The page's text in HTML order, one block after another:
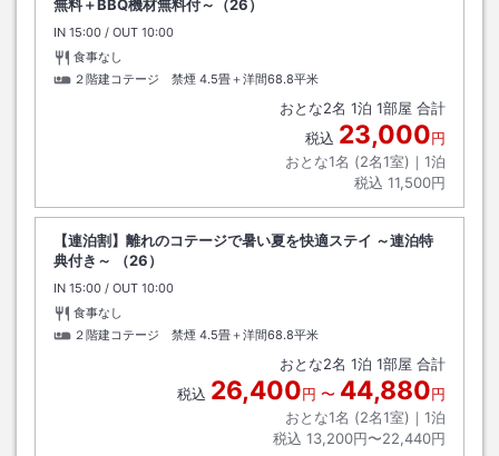
無料＋BBQ機材無料付～（26）
IN チェックイン
15:00 / OUT チェックアウト
10:00
食事なし
２階建コテージ 禁煙 4.5畳＋洋間68.8平米
おとな2名 1泊 1部屋 合計
税込 23,000円
おとな1名 (2名1室)｜ 1泊
税込 11,500円
【連泊割】離れのコテージで暑い夏を快適ステイ ～連泊特
典付き～ （26）
IN チェックイン
15:00 / OUT チェックアウト
10:00
食事なし
２階建コテージ 禁煙 4.5畳＋洋間68.8平米
おとな2名 1泊 1部屋 合計
税込 26,400円 〜 44,880円
おとな1名 (2名1室)｜ 1泊
税込 13,200円〜22,440円